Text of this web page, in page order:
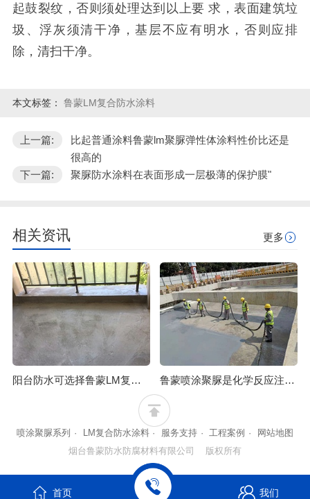
起鼓裂纹，否则须处理达到以上要 求，表面建筑垃
圾、浮灰须清干净，基层不应有明水，否则应排
除，清扫干净。
本文标签： 鲁蒙LM复合防水涂料
上一篇:
比起普通涂料鲁蒙lm聚脲弹性体涂料性价比还是
很高的
下一篇:
聚脲防水涂料在表面形成一层极薄的保护膜"
相关资讯 更多
阳台防水可选择鲁蒙LM复合防水涂料 鲁蒙喷涂聚脲是化学反应注射成型技术应用
喷涂聚脲系列 · LM复合防水涂料 · 服务支持 · 工程案例 ·
网站地图
烟台鲁蒙防水防腐材料有限公司 版权所有
首页 我们